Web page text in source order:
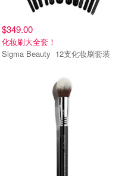
$349.00
化妆刷大全套！
Sigma Beauty 12支化妆刷套装